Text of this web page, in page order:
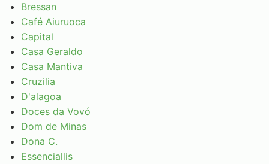
Bressan
Café Aiuruoca
Capital
Casa Geraldo
Casa Mantiva
Cruzilia
D'alagoa
Doces da Vovó
Dom de Minas
Dona C.
Essenciallis